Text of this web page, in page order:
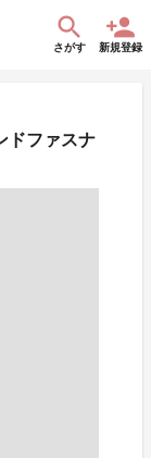
さがす 新規登録
ドファスナ